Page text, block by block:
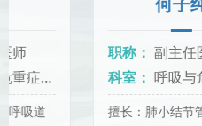
职称：
副主任医师
科室：
呼吸与危重症医学科
擅长：肺小结节管理、戒